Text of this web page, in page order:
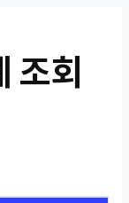
조회